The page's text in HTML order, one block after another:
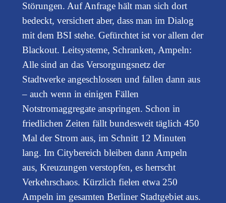
Störungen. Auf Anfrage hält man sich dort
bedeckt, versichert aber, dass man im Dialog
mit dem BSI stehe. Gefürchtet ist vor allem der
Blackout. Leitsysteme, Schranken, Ampeln:
Alle sind an das Versorgungsnetz der
Stadtwerke angeschlossen und fallen dann aus
– auch wenn in einigen Fällen
Notstromaggregate anspringen. Schon in
friedlichen Zeiten fällt bundesweit täglich 450
Mal der Strom aus, im Schnitt 12 Minuten
lang. Im Citybereich bleiben dann Ampeln
aus, Kreuzungen verstopfen, es herrscht
Verkehrschaos. Kürzlich fielen etwa 250
Ampeln im gesamten Berliner Stadtgebiet aus.